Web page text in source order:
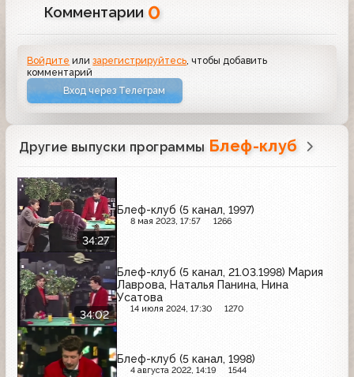
Комментарии 0
Войдите илизарегистрируйтесь , чтобы добавить
комментарий
Вход через Телеграм
Другие выпуски программы Блеф-клуб
34:27
Блеф-клуб (5 канал, 1997)
8 мая 2023, 17:57 1266
34:02
Блеф-клуб (5 канал, 21.03.1998) Мария
Лаврова, Наталья Панина, Нина
Усатова
14 июля 2024, 17:30 1270
Блеф-клуб (5 канал, 1998)
4 августа 2022, 14:19 1544